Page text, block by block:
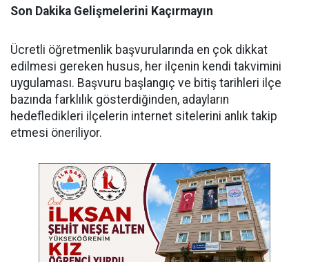
Son Dakika Gelişmelerini Kaçırmayın
Ücretli öğretmenlik başvurularında en çok dikkat
edilmesi gereken husus, her ilçenin kendi takvimini
uygulaması. Başvuru başlangıç ve bitiş tarihleri ilçe
bazında farklılık gösterdiğinden, adayların
hedefledikleri ilçelerin internet sitelerini anlık takip
etmesi öneriliyor.